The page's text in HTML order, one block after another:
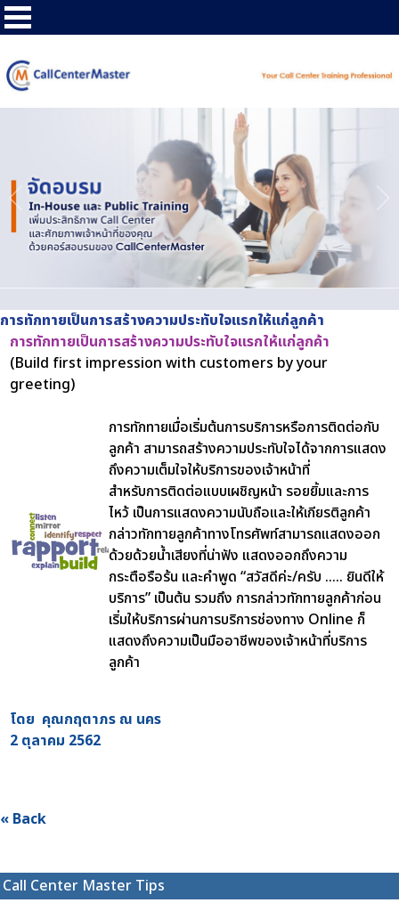
การทักทายเป็นการสร้างความประทับใจแรกให้แก่ลูกค้า
การทักทายเป็นการสร้างความประทับใจแรกให้แก่ลูกค้า
(Build first impression with customers by your
greeting)
การทักทายเมื่อเริ่มต้นการบริการหรือการติดต่อกับ
ลูกค้า สามารถสร้างความประทับใจได้จากการแสดง
ถึงความเต็มใจให้บริการของเจ้าหน้าที่
สำหรับการติดต่อแบบเผชิญหน้า รอยยิ้มและการ
ไหว้ เป็นการแสดงความนับถือและให้เกียรติลูกค้า
กล่าวทักทายลูกค้าทางโทรศัพท์สามารถแสดงออก
ด้วยด้วยน้ำเสียงที่น่าฟัง แสดงออกถึงความ
กระตือรือร้น และคำพูด “สวัสดีค่ะ/ครับ ..... ยินดีให้
บริการ” เป็นต้น รวมถึง การกล่าวทักทายลูกค้าก่อน
เริ่มให้บริการผ่านการบริการช่องทาง Online ก็
แสดงถึงความเป็นมืออาชีพของเจ้าหน้าที่บริการ
ลูกค้า
โดย คุณกฤตาภร ณ นคร
2 ตุลาคม 2562
« Back
Call Center Master Tips